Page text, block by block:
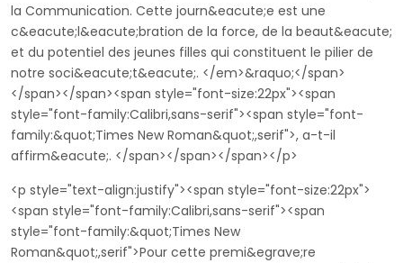
la Communication. Cette journ&eacute;e est une
c&eacute;l&eacute;bration de la force, de la beaut&eacute;
et du potentiel des jeunes filles qui constituent le pilier de
notre soci&eacute;t&eacute;. </em>&raquo;</span>
</span></span><span style="font-size:22px"><span
style="font-family:Calibri,sans-serif"><span style="font-
family:&quot;Times New Roman&quot;,serif">, a-t-il
affirm&eacute;. </span></span></span></p>
<p style="text-align:justify"><span style="font-size:22px">
<span style="font-family:Calibri,sans-serif"><span
style="font-family:&quot;Times New
Roman&quot;,serif">Pour cette premi&egrave;re